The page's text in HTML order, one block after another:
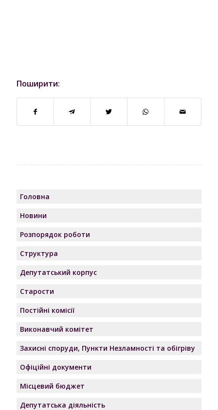
Поширити:
Головна
Новини
Розпорядок роботи
Структура
Депутатський корпус
Старости
Постійні комісії
Виконавчий комітет
Захисні споруди, Пункти Незламності та обігріву
Офіційні документи
Місцевий бюджет
Депутатська діяльність